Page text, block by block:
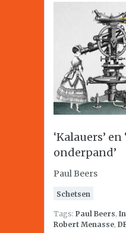
‘Kalauers’
onderpand’
Paul Beers
Schetsen
Tags: Paul Beers,
Robert Menasse,